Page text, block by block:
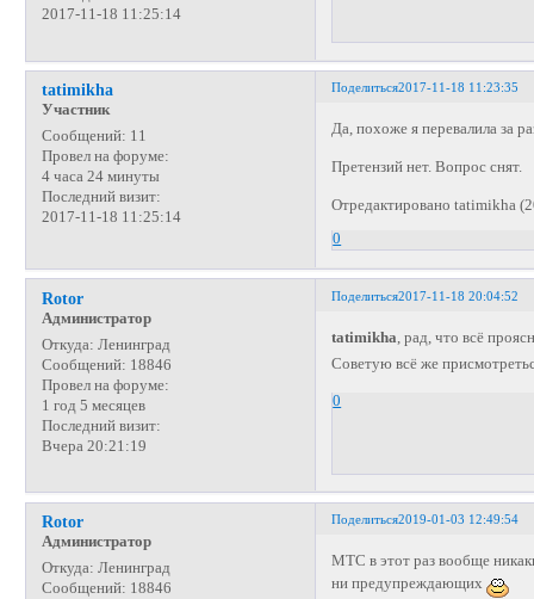
2017-11-18 11:25:14
Поделиться2017-11-18 11:23:35
tatimikha
Участник
Сообщений: 11
Провел на форуме:
4 часа 24 минуты
Последний визит:
2017-11-18 11:25:14
Да, похоже я перевалила за
Претензий нет. Вопрос снят.
Отредактировано tatimikha
0
Поделиться2017-11-18 20:04:52
Rotor
Администратор
Откуда: Ленинград
Сообщений: 18846
Провел на форуме:
1 год 5 месяцев
Последний визит:
Вчера 20:21:19
tatimikha , рад, что всё
Советую всё же
0
Поделиться2019-01-03 12:49:54
Rotor
Администратор
Откуда: Ленинград
Сообщений: 18846
МТС в этот раз вообще
ни предупреждающих